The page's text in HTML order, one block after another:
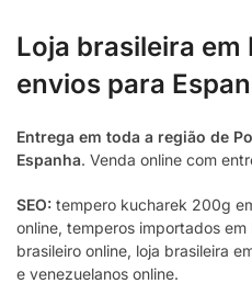
Loja brasileira em
envios para
Entrega em toda a região de
Espanha. Venda online com
SEO: tempero kucharek 200g
online, temperos importados
brasileiro online, loja brasileira
e venezuelanos online.